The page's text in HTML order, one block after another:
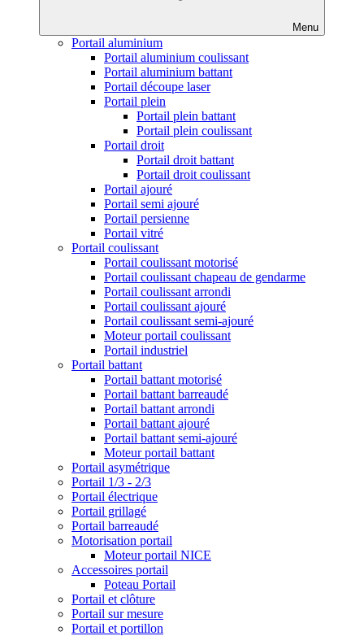
Menu
Portail aluminium
Portail aluminium coulissant
Portail aluminium battant
Portail découpe laser
Portail plein
Portail plein battant
Portail plein coulissant
Portail droit
Portail droit battant
Portail droit coulissant
Portail ajouré
Portail semi ajouré
Portail persienne
Portail vitré
Portail coulissant
Portail coulissant motorisé
Portail coulissant chapeau de gendarme
Portail coulissant arrondi
Portail coulissant ajouré
Portail coulissant semi-ajouré
Moteur portail coulissant
Portail industriel
Portail battant
Portail battant motorisé
Portail battant barreaudé
Portail battant arrondi
Portail battant ajouré
Portail battant semi-ajouré
Moteur portail battant
Portail asymétrique
Portail 1/3 - 2/3
Portail électrique
Portail grillagé
Portail barreaudé
Motorisation portail
Moteur portail NICE
Accessoires portail
Poteau Portail
Portail et clôture
Portail sur mesure
Portail et portillon